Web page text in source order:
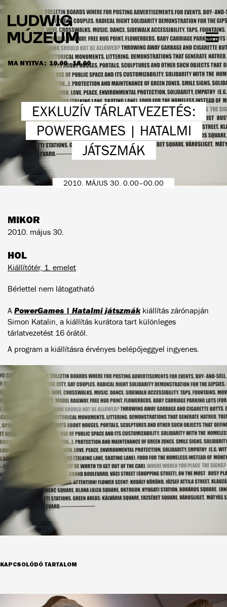
Ugrás
a
tartalomra
MA NYITVA: 10.00 - 18.00
NYITVATARTÁS ÉS JEGYÁRAK
EXKLUZÍV TÁRLATVEZETÉS:
POWERGAMES | HATALMI
JÁTSZMÁK
2010. MÁJUS 30. 0.00–00.00
MIKOR
2010. május 30.
HOL
Kiállítótér, 1. emelet
Bérlettel nem látogatható
A PowerGames | Hatalmi játszmákkiállítás zárónapján
Simon Katalin, a kiállítás kurátora tart különleges
tárlatvezetést 16 órától.
A program a kiállításra érvényes belépőjeggyel ingyenes.
KAPCSOLÓDÓ TARTALOM